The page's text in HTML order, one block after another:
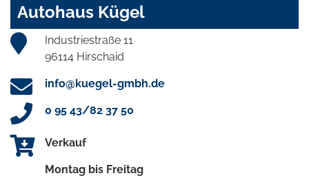
Autohaus Kügel
Industriestraße 11
96114 Hirschaid
info@kuegel-gmbh.de
0 95 43/82 37 50
Verkauf
Montag bis Freitag